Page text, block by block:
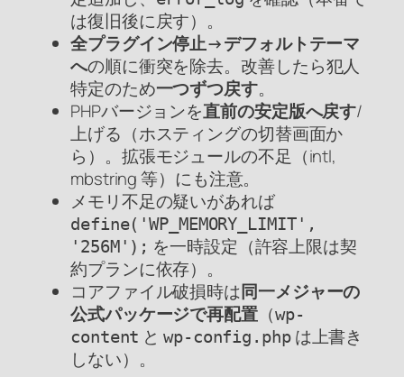
は復旧後に戻す）。
全プラグイン停止→デフォルトテーマ
への順に衝突を除去。改善したら犯人
特定のため一つずつ戻す。
PHPバージョンを直前の安定版へ戻す/
上げる（ホスティングの切替画面か
ら）。拡張モジュールの不足（intl,
mbstring 等）にも注意。
メモリ不足の疑いがあれば
define('WP_MEMORY_LIMIT',
'256M'); を一時設定（許容上限は契
約プランに依存）。
コアファイル破損時は同一メジャーの
公式パッケージで再配置（wp-
content とwp-config.phpは上書き
しない）。